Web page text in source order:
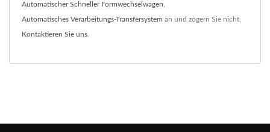
Automatischer Schneller Formwechselwagen
Automatisches Verarbeitungs-Transfersystem an und zögern Sie nicht,
Kontaktieren Sie uns